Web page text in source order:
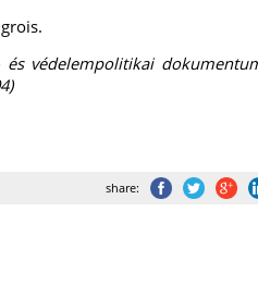
és védelempolitikai
share: